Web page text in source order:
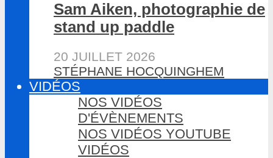
Sam Aiken, photographie de
stand up paddle
20 JUILLET 2026
STÉPHANE HOCQUINGHEM
VIDÉOS
NOS VIDÉOS
D'ÉVÈNEMENTS
NOS VIDÉOS YOUTUBE
VIDÉOS